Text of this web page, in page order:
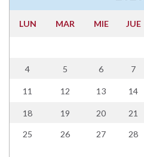
LUN MAR MIE JUE
4 5 6 7
11 12 13 14
18 19 20 21
25 26 27 28